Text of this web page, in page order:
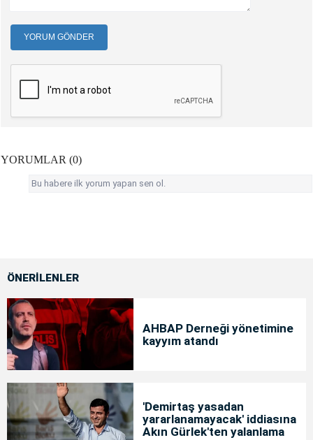
YORUM GÖNDER
YORUMLAR (0)
Bu habere ilk yorum yapan sen ol.
ÖNERİLENLER
AHBAP Derneği yönetimine
kayyım atandı
'Demirtaş yasadan
yararlanamayacak' iddiasına
Akın Gürlek'ten yalanlama